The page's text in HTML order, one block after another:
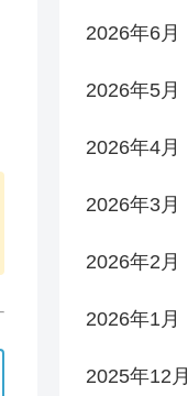
2026年6月
2026年5月
2026年4月
2026年3月
2026年2月
2026年1月
2025年12月